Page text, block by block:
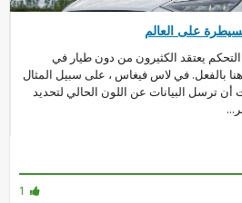
على العالم
يعتقد الكثيرون من دون طيار في
بالفعل. في لاس فيغاس ، على سبيل المثال
ترسل البيانات عن اللون الحالي لتحديد
1